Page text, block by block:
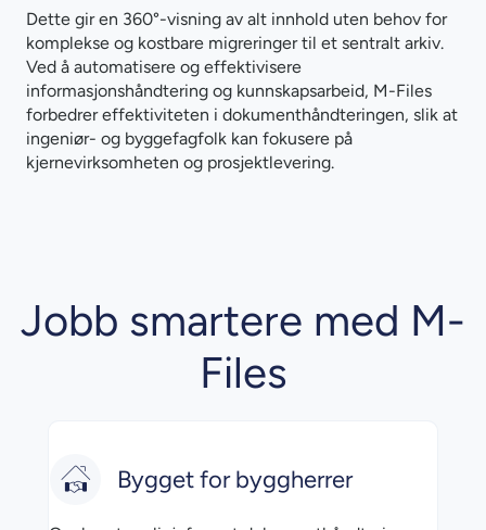
Dette gir en 360°-visning av alt innhold uten behov for
komplekse og kostbare migreringer til et sentralt arkiv.
Ved å automatisere og effektivisere
informasjonshåndtering og kunnskapsarbeid, M-Files
forbedrer effektiviteten i dokumenthåndteringen, slik at
ingeniør- og byggefagfolk kan fokusere på
kjernevirksomheten og prosjektlevering.
Jobb smartere med M-
Files
Bygget for byggherrer